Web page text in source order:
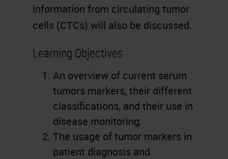
information from circulating tumor
cells (CTCs) will also be discussed.
Learning Objectives
An overview of current serum
tumors markers, their different
classifications, and their use in
disease monitoring.
The usage of tumor markers in
patient diagnosis and